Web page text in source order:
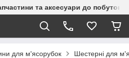
та аксесуари до побутової
для м'ясорубок Шестерні для